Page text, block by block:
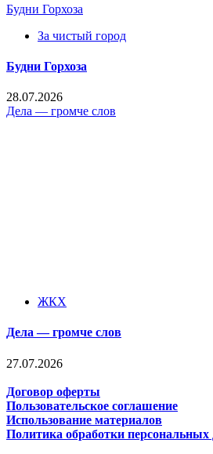
Будни Горхоза
За чистый город
Будни Горхоза
28.07.2026
Дела — громче слов
ЖКХ
Дела — громче слов
27.07.2026
Договор оферты
Пользовательское соглашение
Использование материалов
Политика обработки